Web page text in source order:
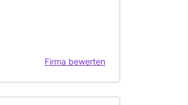
Firma bewerten